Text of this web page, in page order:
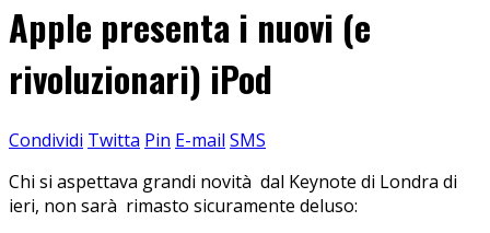
Apple presenta i nuovi (e
rivoluzionari) iPod
Condividi Twitta Pin E-mail SMS
Chi si aspettava grandi novità dal Keynote di Londra di
ieri, non sarà rimasto sicuramente deluso: